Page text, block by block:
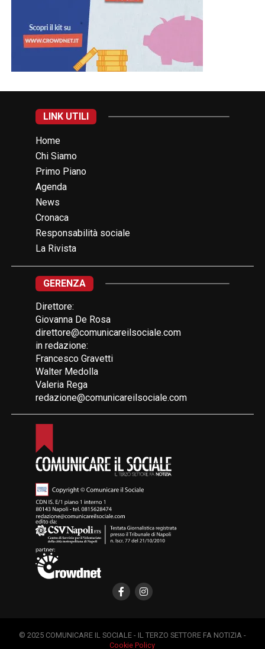
LINK UTILI
Home
Chi Siamo
Primo Piano
Agenda
News
Cronaca
Responsabilità sociale
La Rivista
GERENZA
Direttore:
Giovanna De Rosa
direttore@comunicareilsociale.com
in redazione:
Francesco Gravetti
Walter Medolla
Valeria Rega
redazione@comunicareilsociale.com
© 2025 COMUNICARE IL SOCIALE - IL TERZO SETTORE FA NOTIZIA -
Cookie Policy